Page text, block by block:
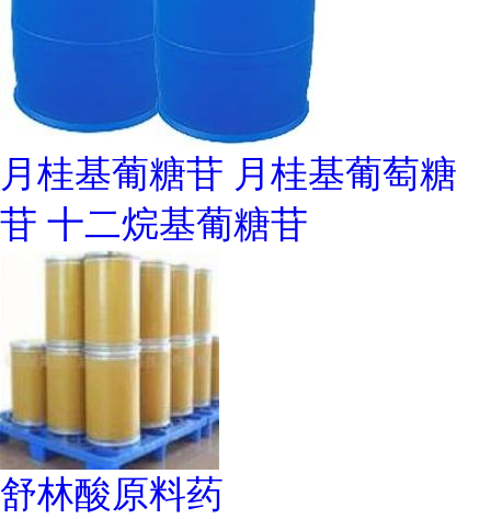
月桂基葡糖苷 月桂基葡萄糖
苷 十二烷基葡糖苷
舒林酸原料药